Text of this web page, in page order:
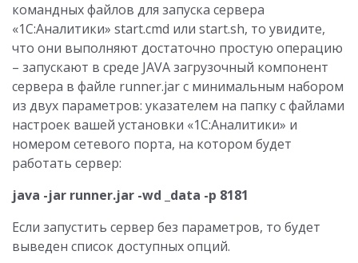
командных файлов для запуска сервера
«1С:Аналитики» start.cmd или start.sh, то увидите,
что они выполняют достаточно простую операцию
– запускают в среде JAVA загрузочный компонент
сервера в файле runner.jar с минимальным набором
из двух параметров: указателем на папку с файлами
настроек вашей установки «1С:Аналитики» и
номером сетевого порта, на котором будет
работать сервер:
java -jar runner.jar -wd _data -p 8181
Если запустить сервер без параметров, то будет
выведен список доступных опций.